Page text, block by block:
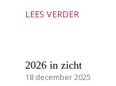
LEES VERDER
2026 in zicht
18 december 2025